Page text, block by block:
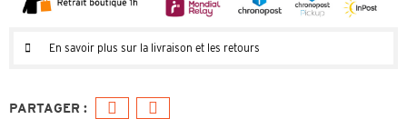
En savoir plus sur la livraison et les retours